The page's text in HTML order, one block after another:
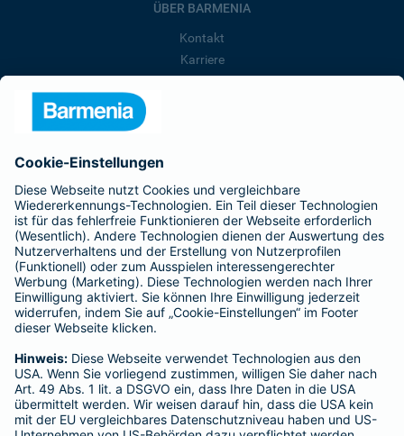
ÜBER BARMENIA
Kontakt
Karriere
Barmenia ist Teil der BarmeniaGothaer
BELIEBTE SEITEN
Kranken-Zusatzversicherung
Tierversicherungen
Haftpflichtversicherung
Hausratversicherung
Adresse ändern
Schaden melden
Kilometerstandsmeldung